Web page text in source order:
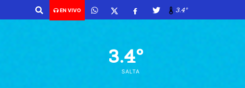
EN VIVO 3.4º
3.4º
SALTA